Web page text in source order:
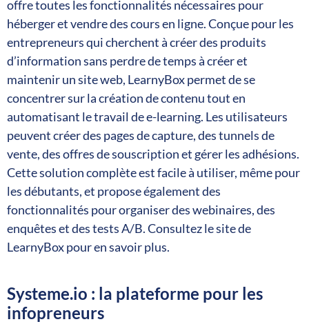
offre toutes les fonctionnalités nécessaires pour
héberger et vendre des cours en ligne. Conçue pour les
entrepreneurs qui cherchent à créer des produits
d’information sans perdre de temps à créer et
maintenir un site web, LearnyBox permet de se
concentrer sur la création de contenu tout en
automatisant le travail de e-learning. Les utilisateurs
peuvent créer des pages de capture, des tunnels de
vente, des offres de souscription et gérer les adhésions.
Cette solution complète est facile à utiliser, même pour
les débutants, et propose également des
fonctionnalités pour organiser des webinaires, des
enquêtes et des tests A/B. Consultez le site de
LearnyBox pour en savoir plus.
Systeme.io : la plateforme pour les
infopreneurs